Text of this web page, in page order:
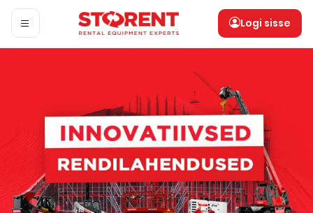
Logi sisse